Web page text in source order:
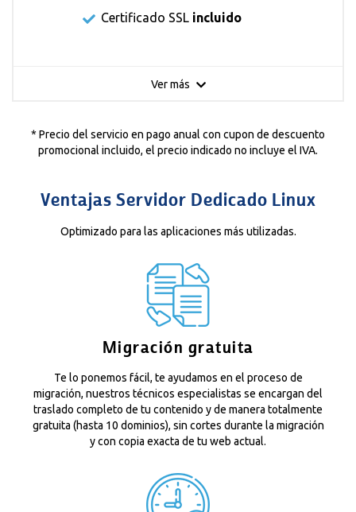
Certificado SSL incluido
Ver más
* Precio del servicio en pago anual con cupon de descuento
promocional incluido, el precio indicado no incluye el IVA.
Ventajas Servidor Dedicado Linux
Optimizado para las aplicaciones más utilizadas.
Migración gratuita
Te lo ponemos fácil, te ayudamos en el proceso de
migración, nuestros técnicos especialistas se encargan del
traslado completo de tu contenido y de manera totalmente
gratuita (hasta 10 dominios), sin cortes durante la migración
y con copia exacta de tu web actual.